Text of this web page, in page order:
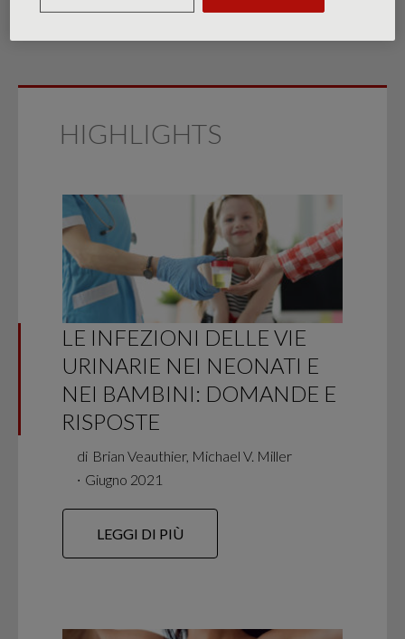
HIGHLIGHTS
LE INFEZIONI DELLE VIE
URINARIE NEI NEONATI E
NEI BAMBINI: DOMANDE E
RISPOSTE
di Brian Veauthier, Michael V. Miller
∙ Giugno 2021
LEGGI DI PIÙ